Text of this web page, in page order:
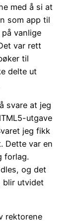
med å si at
som app til
vanlige
var rett
til
delte ut
svare at jeg
utgave
jeg fikk
Dette var en
forlag.
og det
blir utvidet
rektorene